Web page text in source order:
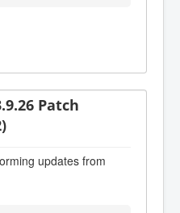
Patch
updates from